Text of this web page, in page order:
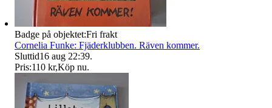
Badge på objektet:Fri frakt
Cornelia Funke: Fjäderklubben. Räven kommer.
Sluttid16 aug 22:39.
Pris:110 kr,Köp nu.